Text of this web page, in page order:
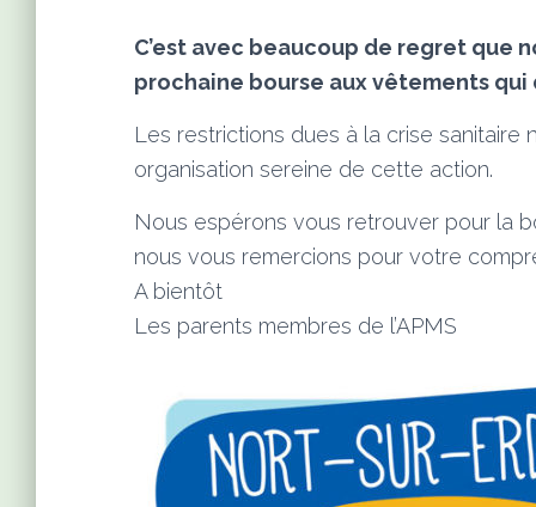
C’est avec beaucoup de regret que
prochaine bourse aux vêtements
Les restrictions dues à la crise sanitaire
organisation sereine de cette action.
Nous espérons vous retrouver pour la
nous vous remercions pour votre
A bientôt
Les parents membres de l’APMS